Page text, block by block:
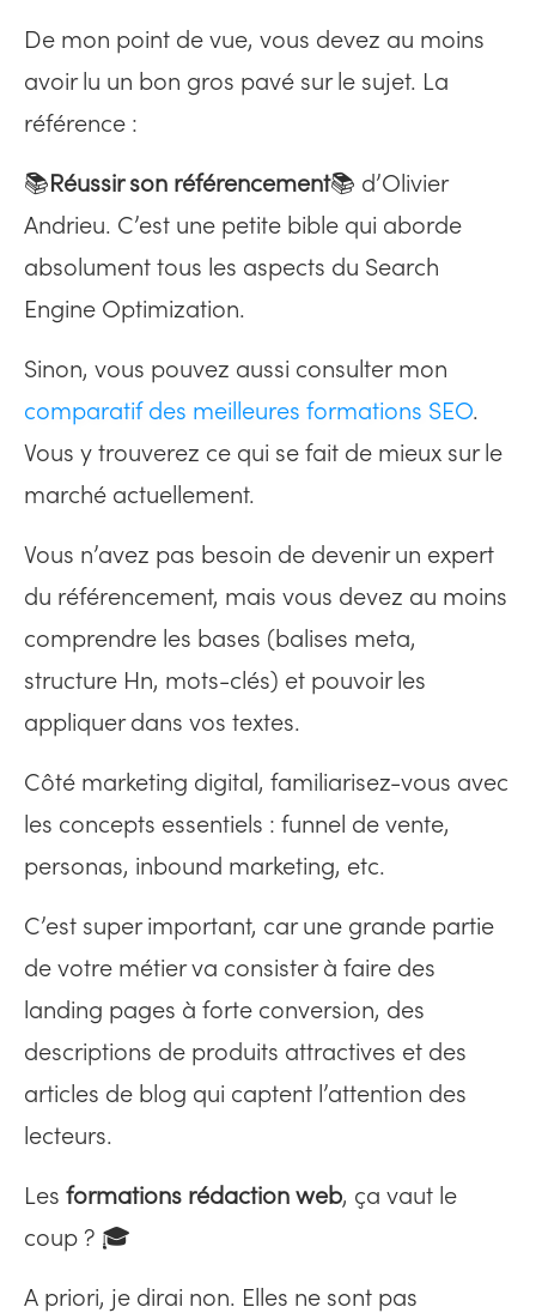
De mon point de vue, vous devez au moins
avoir lu un bon gros pavé sur le sujet. La
référence :
📚Réussir son référencement📚 d’Olivier
Andrieu. C’est une petite bible qui aborde
absolument tous les aspects du Search
Engine Optimization.
Sinon, vous pouvez aussi consulter mon
comparatif des meilleures formations SEO.
Vous y trouverez ce qui se fait de mieux sur le
marché actuellement.
Vous n’avez pas besoin de devenir un expert
du référencement, mais vous devez au moins
comprendre les bases (balises meta,
structure Hn, mots-clés) et pouvoir les
appliquer dans vos textes.
Côté marketing digital, familiarisez-vous avec
les concepts essentiels : funnel de vente,
personas, inbound marketing, etc.
C’est super important, car une grande partie
de votre métier va consister à faire des
landing pages à forte conversion, des
descriptions de produits attractives et des
articles de blog qui captent l’attention des
lecteurs.
Les formations rédaction web, ça vaut le
coup ? 🎓
A priori, je dirai non. Elles ne sont pas